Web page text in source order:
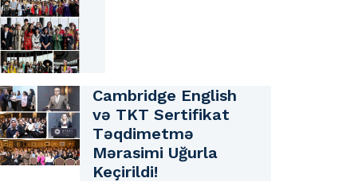
Cambridge English
və TKT Sertifikat
Təqdimetmə
Mərasimi Uğurla
Keçirildi!